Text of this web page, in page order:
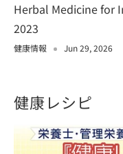
Herbal Medicine for
2023
健康情報 Jun 29, 2026
健康レシピ